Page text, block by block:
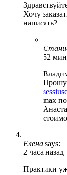
Хочу
написать?
52
Прошу
max
Елена says:
2 часа назад
Практики